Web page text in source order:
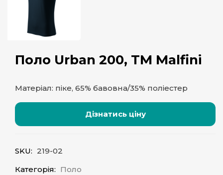
Поло Urban 200, TM Malfini
Матеріал: піке, 65% бавовна/35% поліестер
Дізнатись ціну
SKU: 219-02
Категорія: Поло